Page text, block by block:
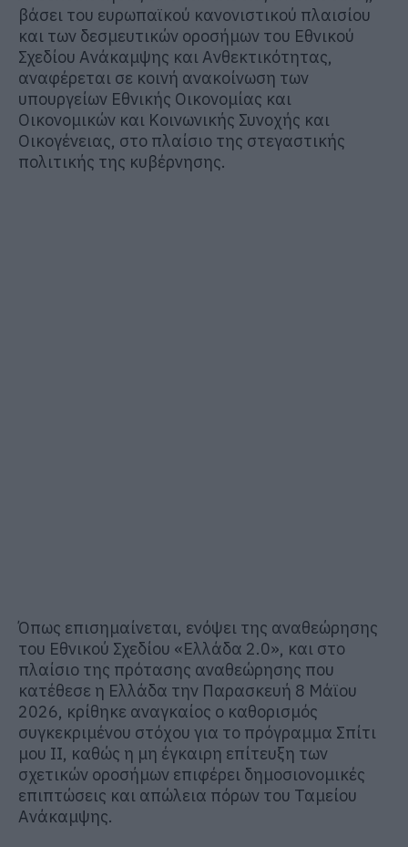
βάσει του ευρωπαϊκού κανονιστικού πλαισίου
και των δεσμευτικών οροσήμων του Εθνικού
Σχεδίου Ανάκαμψης και Ανθεκτικότητας,
αναφέρεται σε κοινή ανακοίνωση των
υπουργείων Εθνικής Οικονομίας και
Οικονομικών και Κοινωνικής Συνοχής και
Οικογένειας, στο πλαίσιο της στεγαστικής
πολιτικής της κυβέρνησης.
Όπως επισημαίνεται, ενόψει της αναθεώρησης
του Εθνικού Σχεδίου «Ελλάδα 2.0», και στο
πλαίσιο της πρότασης αναθεώρησης που
κατέθεσε η Ελλάδα την Παρασκευή 8 Μάϊου
2026, κρίθηκε αναγκαίος ο καθορισμός
συγκεκριμένου στόχου για το πρόγραμμα Σπίτι
μου ΙΙ, καθώς η μη έγκαιρη επίτευξη των
σχετικών οροσήμων επιφέρει δημοσιονομικές
επιπτώσεις και απώλεια πόρων του Ταμείου
Ανάκαμψης.